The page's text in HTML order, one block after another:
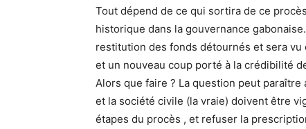
Tout dépend de ce qui sortira de ce
historique dans la gouvernance
restitution des fonds détournés et sera
et un nouveau coup porté à la crédibilité
Alors que faire ? La question peut paraître
et la société civile (la vraie) doivent être
étapes du procès , et refuser la